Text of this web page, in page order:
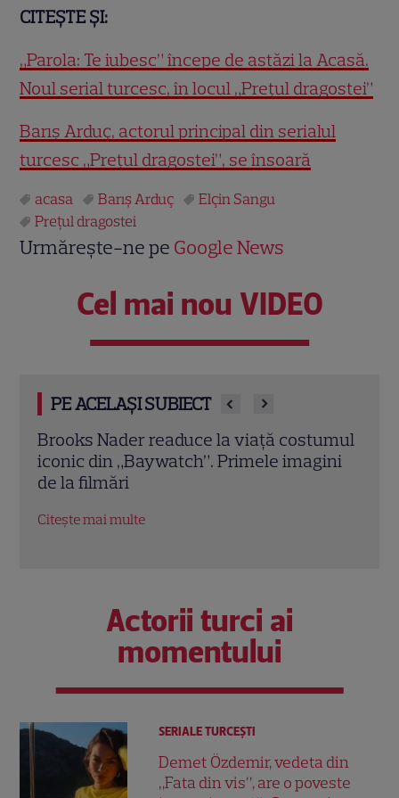
CITEȘTE ȘI:
„Parola: Te iubesc” începe de astăzi la Acasă.
Noul serial turcesc, în locul „Prețul dragostei”
Barış Arduç, actorul principal din serialul
turcesc „Preţul dragostei”, se însoară
acasa Barış Arduç
Elçin Sangu
Preţul dragostei
Urmărește-ne pe Google News
Cel mai nou VIDEO
PE ACELAȘI SUBIECT
Demet Özdemir, vedeta din „Fata din
vis”, are o poveste impresionantă. Cum a
ajuns una dintre cele mai iubite actrițe
Actorii turci ai
momentului
SERIALE TURCEŞTI
Demet Özdemir, vedeta din
„Fata din vis”, are o poveste